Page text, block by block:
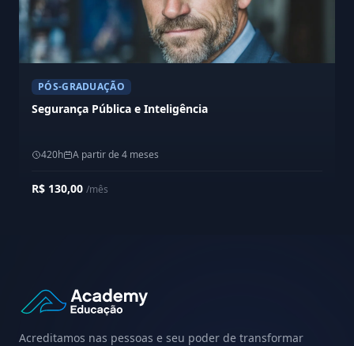
PÓS-GRADUAÇÃO
Segurança Pública e Inteligência
420h A partir de 4 meses
R$ 130,00 /mês
Acreditamos nas pessoas e seu poder de transformar